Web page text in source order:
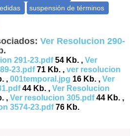
Ver Resolucion 290-
291-23.pdf54 Kb. ,Ver
23.pdf71 Kb. ,ver resolucion
,001temporal.jpg 16 Kb. ,Ver
44 Kb. ,Ver Resolucion
,Ver resolucion 305.pdf44 Kb. ,
3574-23.pdf76 Kb.